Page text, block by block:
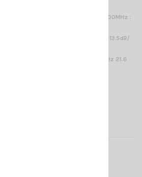
20°C ( dB/100m)
50MHz : 2.6dB/ 100MHz : 3.7dB/ 200MHz :
800MHz : 12.0dB/ 1000MHz : 13.5dB/
: 19.1 dB/ 2150MHz : 21.0dB/ 2250MHz 21.6
: 25.6dB